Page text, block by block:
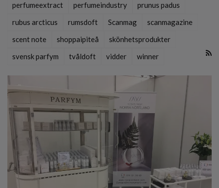
perfumeextract
perfumeindustry
prunus padus
rubus arcticus
rumsdoft Scanmag
scanmagazine
scent note
shoppaipiteå
skönhetsprodukter
svensk parfym
tvåldoft vidder winner